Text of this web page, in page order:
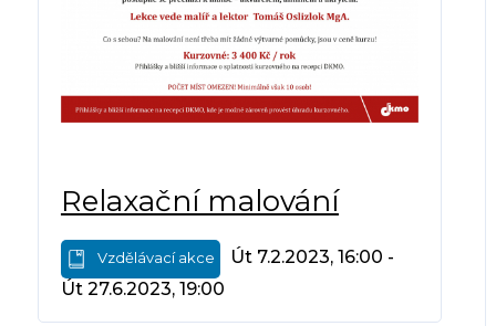
Relaxační malování
Vzdělávací akce
Út 7.2.2023, 16:00 -
Út 27.6.2023, 19:00